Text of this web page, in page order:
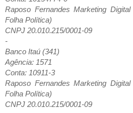
Raposo Fernandes Marketing
Folha Política)
CNPJ 20.010.215/0001-09
-
Banco Itaú (341)
Agência: 1571
Conta: 10911-3
Raposo Fernandes Marketing
Folha Política)
CNPJ 20.010.215/0001-09